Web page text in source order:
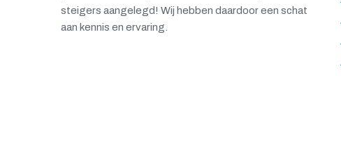
steigers aangelegd! Wij hebben daardoor een schat
aan kennis en ervaring.